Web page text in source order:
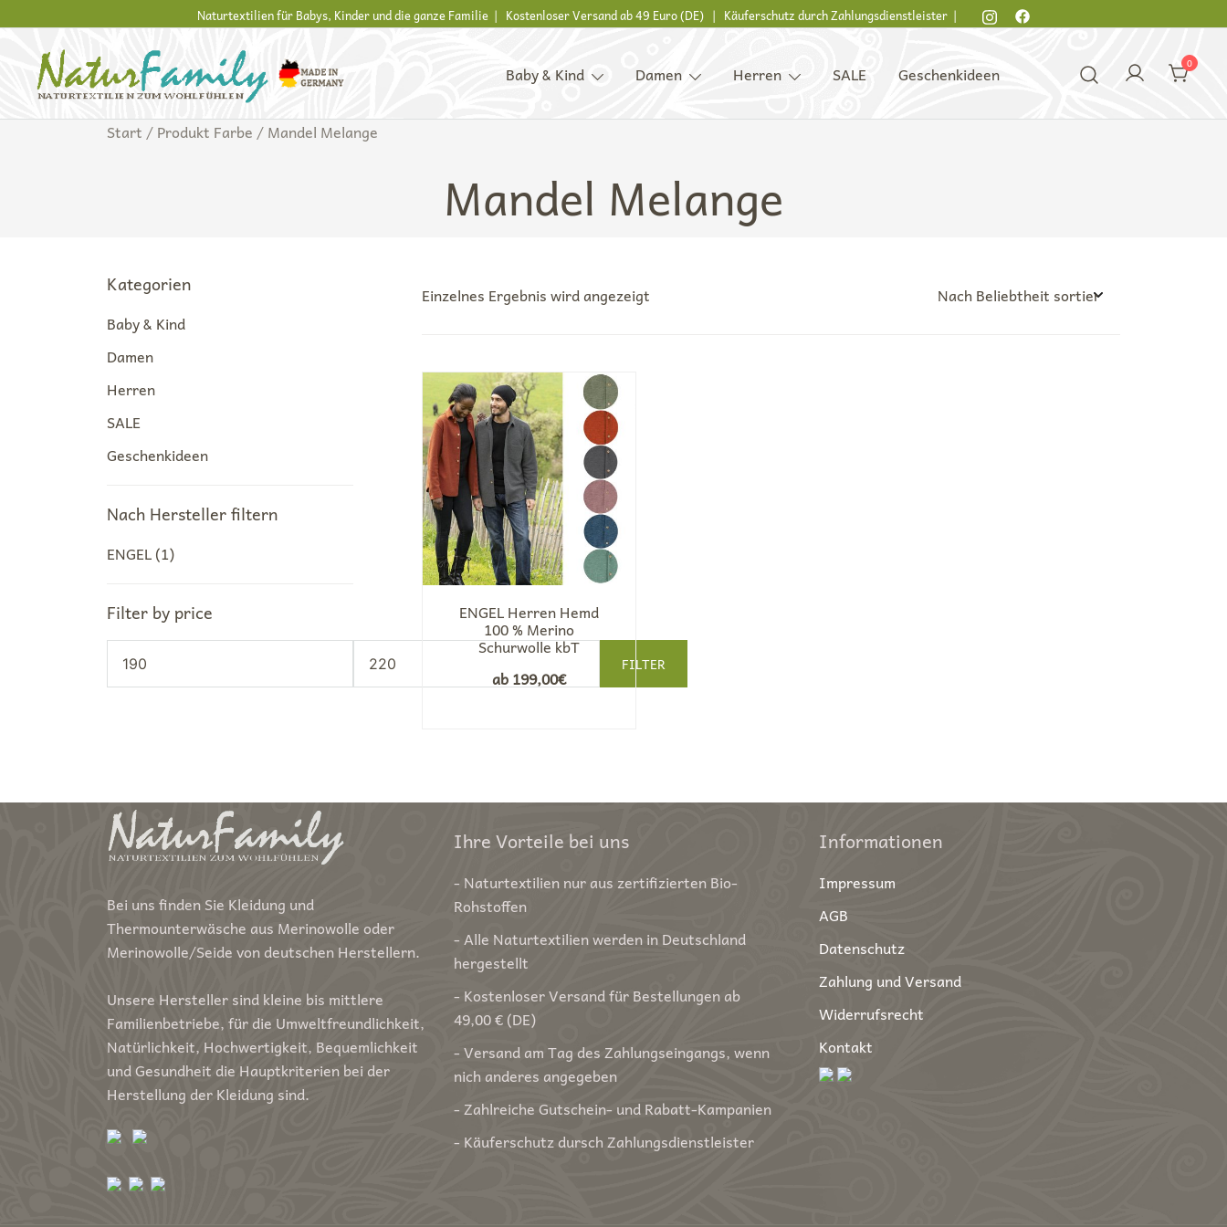
Inhalt
springen
Naturtextilien für Babys, Kinder und die ganze Familie | Kostenloser Versand ab 49 Euro (DE) | Käuferschutz durch Zahlungsdienstleister |
NaturFamily Shop – Naturtextilien für Babys, Kinder und ganze Familie
Naturkleidung aus Wolle und Seide
Baby & Kind Damen Herren SALE Geschenkideen 0
Start / Produkt Farbe / Mandel Melange
Mandel Melange
Einzelnes Ergebnis wird angezeigt
ENGEL Herren Hemd
100 % Merino
Schurwolle kbT
ab199,00€
Kategorien
Baby & Kind
Damen
Herren
SALE
Geschenkideen
Nach Hersteller filtern
ENGEL(1)
Filter by price
Min.
Preis
Max.
Preis
FILTER
Bei uns finden Sie Kleidung und
Thermounterwäsche aus Merinowolle oder
Merinowolle/Seide von deutschen Herstellern.
Unsere Hersteller sind kleine bis mittlere
Familienbetriebe, für die Umweltfreundlichkeit,
Natürlichkeit, Hochwertigkeit, Bequemlichkeit
und Gesundheit die Hauptkriterien bei der
Herstellung der Kleidung sind.
Ihre Vorteile bei uns
- Naturtextilien nur aus zertifizierten Bio-
Rohstoffen
- Alle Naturtextilien werden in Deutschland
hergestellt
- Kostenloser Versand für Bestellungen ab
49,00 € (DE)
- Versand am Tag des Zahlungseingangs, wenn
nich anderes angegeben
- Zahlreiche Gutschein- und Rabatt-Kampanien
- Käuferschutz dursch Zahlungsdienstleister
Informationen
Impressum
AGB
Datenschutz
Zahlung und Versand
Widerrufsrecht
Kontakt